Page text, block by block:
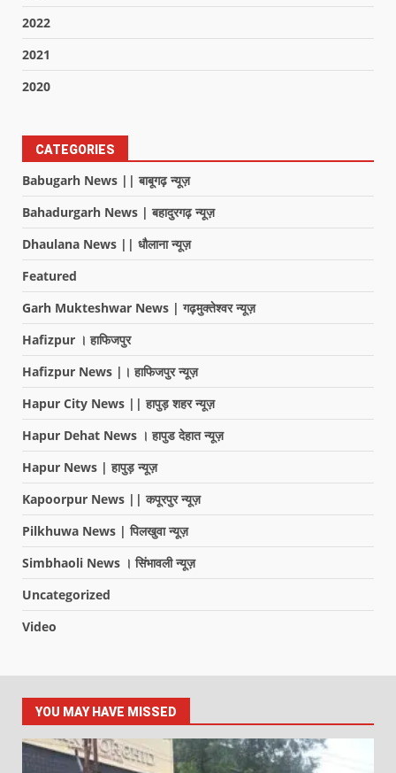
2022
2021
2020
CATEGORIES
Babugarh News || बाबूगढ़ न्यूज़
Bahadurgarh News | बहादुरगढ़ न्यूज़
Dhaulana News || धौलाना न्यूज़
Featured
Garh Mukteshwar News | गढ़मुक्तेश्वर न्यूज़
Hafizpur । हाफिजपुर
Hafizpur News |। हाफिजपुर न्यूज़
Hapur City News || हापुड़ शहर न्यूज़
Hapur Dehat News । हापुड देहात न्यूज़
Hapur News | हापुड़ न्यूज़
Kapoorpur News || कपूरपुर न्यूज़
Pilkhuwa News | पिलखुवा न्यूज़
Simbhaoli News । सिंभावली न्यूज़
Uncategorized
Video
YOU MAY HAVE MISSED